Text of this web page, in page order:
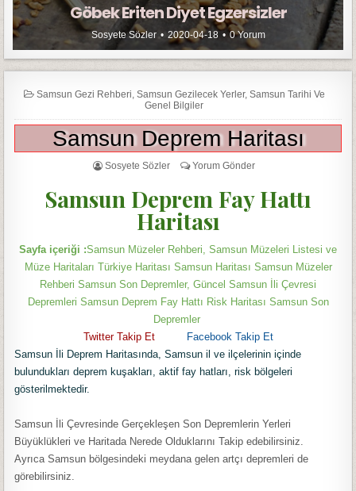
Göbek Eriten Diyet Egzersizler
Sosyete Sözler 2020-04-18 0 Yorum
Samsun Gezi Rehberi Samsun Gezilecek Yerler, Samsun Tarihi Ve
Genel Bilgiler
Samsun Deprem Haritası
Sosyete Sözler Yorum Gönder
Samsun Deprem Fay Hattı
Haritası
Sayfa içeriği :Samsun Müzeler Rehberi, Samsun Müzeleri Listesi ve
Müze Haritaları Türkiye Haritası Samsun Haritası Samsun Müzeler
Rehberi Samsun Son Depremler, Güncel Samsun İli Çevresi
Depremleri Samsun Deprem Fay Hattı Risk Haritası Samsun Son
Depremler
Twitter Takip Et
Facebook Takip Et
Samsun İli Deprem Haritasında, Samsun il ve ilçelerinin içinde
bulundukları deprem kuşakları, aktif fay hatları, risk bölgeleri
gösterilmektedir.
Samsun İli Çevresinde Gerçekleşen Son Depremlerin Yerleri
Büyüklükleri ve Haritada Nerede Olduklarını Takip edebilirsiniz.
Ayrıca Samsun bölgesindeki meydana gelen artçı depremleri de
görebilirsiniz.